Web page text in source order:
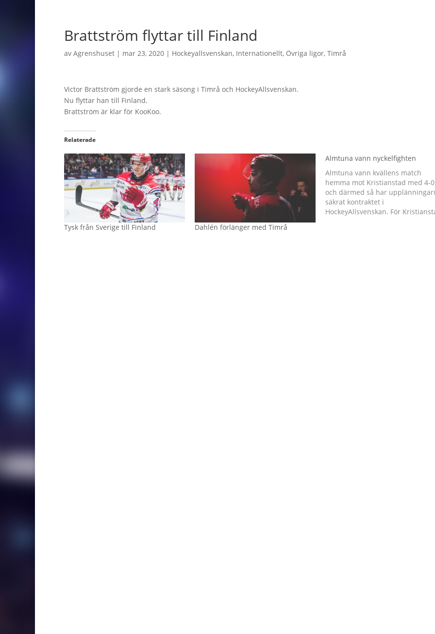
Brattström flyttar till Finland
av Agrenshuset | mar 23, 2020 | Hockeyallsvenskan, Internationellt, Övriga ligor, Timrå
Victor Brattström gjorde en stark säsong i Timrå och HockeyAllsvenskan.
Nu flyttar han till Finland.
Brattström är klar för KooKoo.
Relaterade
Tysk från Sverige till Finland Dahlén förlänger med Timrå
Almtuna vann nyckelfighten
Almtuna vann kvällens match
hemma mot Kristianstad med 4-0
och därmed så har
säkrat kontraktet i
HockeyAllsvenskan. För